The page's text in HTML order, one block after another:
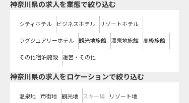
神奈川県の求人を業態で絞り込む
シティホテル ビジネスホテル リゾートホテル
ラグジュアリーホテル 観光地旅館 温泉地旅館 高級旅館
その他宿泊施設 運営・その他
神奈川県の求人をロケーションで絞り込む
温泉地 市街地 観光地 スキー場 リゾート地